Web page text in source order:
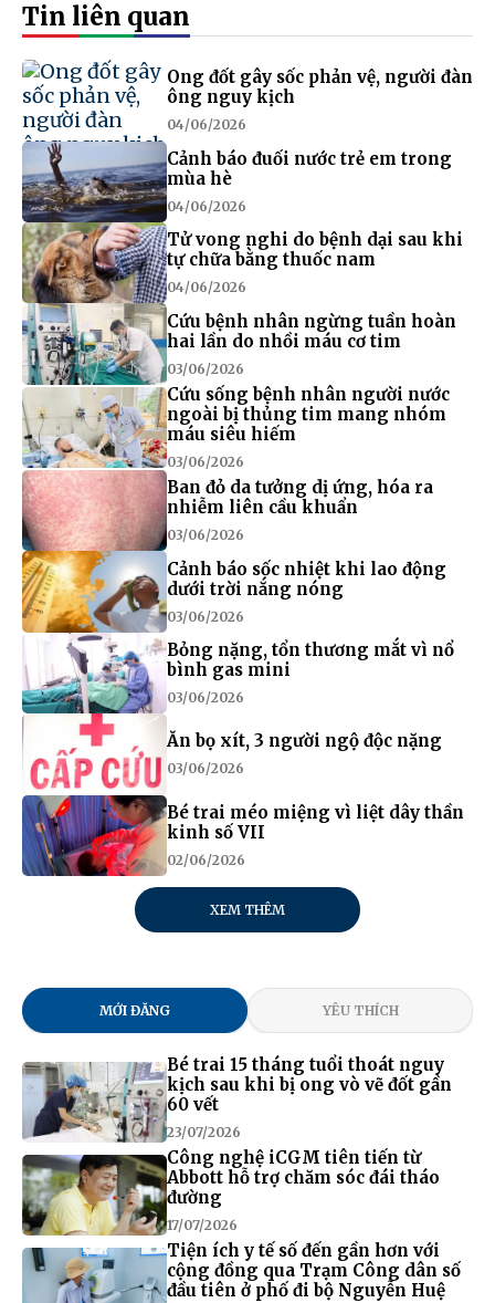
Tin liên quan
Ong đốt gây sốc phản vệ, người đàn
ông nguy kịch
04/06/2026
Cảnh báo đuối nước trẻ em trong
mùa hè
04/06/2026
Tử vong nghi do bệnh dại sau khi
tự chữa bằng thuốc nam
04/06/2026
Cứu bệnh nhân ngừng tuần hoàn
hai lần do nhồi máu cơ tim
03/06/2026
Cứu sống bệnh nhân người nước
ngoài bị thủng tim mang nhóm
máu siêu hiếm
03/06/2026
Ban đỏ da tưởng dị ứng, hóa ra
nhiễm liên cầu khuẩn
03/06/2026
Cảnh báo sốc nhiệt khi lao động
dưới trời nắng nóng
03/06/2026
Bỏng nặng, tổn thương mắt vì nổ
bình gas mini
03/06/2026
Ăn bọ xít, 3 người ngộ độc nặng
03/06/2026
Bé trai méo miệng vì liệt dây thần
kinh số VII
02/06/2026
XEM THÊM
MỚI ĐĂNG YÊU THÍCH
Bé trai 15 tháng tuổi thoát nguy
kịch sau khi bị ong vò vẽ đốt gần
60 vết
23/07/2026
Công nghệ iCGM tiên tiến từ
Abbott hỗ trợ chăm sóc đái tháo
đường
17/07/2026
Tiện ích y tế số đến gần hơn với
cộng đồng qua Trạm Công dân số
đầu tiên ở phố đi bộ Nguyễn Huệ